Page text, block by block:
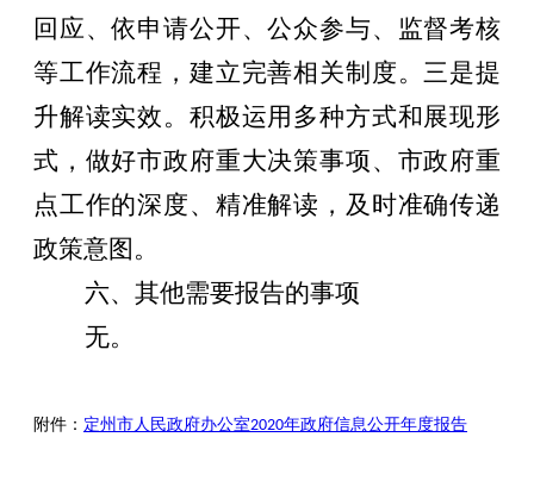
回应、依申请公开、公众参与、监督考核
等工作流程，建立完善相关制度。三是提
升解读实效。积极运用多种方式和展现形
式，做好市政府重大决策事项、市政府重
点工作的深度、精准解读，及时准确传递
政策意图。
六、其他需要报告的事项
无。
附件： 定州市人民政府办公室2020年政府信息公开年度报告